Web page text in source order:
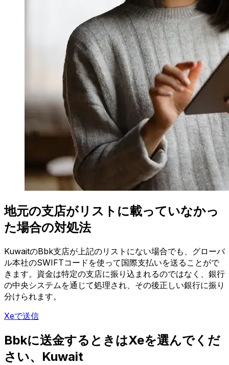
地元の支店がリストに載っていなかっ
た場合の対処法
KuwaitのBbk支店が上記のリストにない場合でも、グローバ
ル本社のSWIFTコードを使って国際支払いを送ることがで
きます。資金は特定の支店に振り込まれるのではなく、銀行
の中央システムを通じて処理され、その後正しい銀行に振り
分けられます。
Xeで送信
Bbkに送金するときはXeを選んでくだ
さい、Kuwait